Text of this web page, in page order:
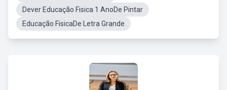
Dever Educação Fisica 1 AnoDe Pintar
Educação FisicaDe Letra Grande